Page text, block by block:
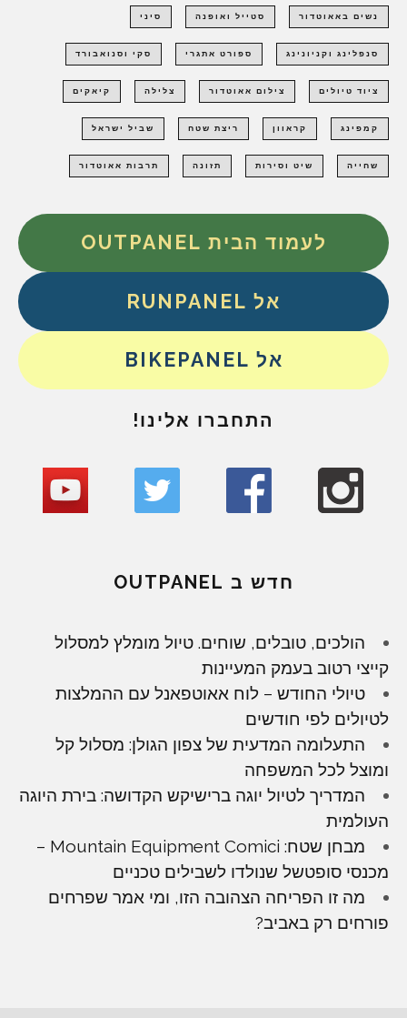
נשים באאוטדור סטייל ואופנה סיני
סנפלינג וקניונינג ספורט אתגרי סקי וסנואבורד
ציוד טיולים צילום אאוטדור צלילה קיאקים
קמפינג קראוון ריצת שטח שביל ישראל
שחייה שיט וסירות תזונה תרבות אאוטדור
לעמוד הבית OUTPANEL
אל RUNPANEL
אל BIKEPANEL
התחברו אלינו!
חדש ב OUTPANEL
הולכים, טובלים, שוחים. טיול מומלץ למסלול
קייצי רטוב בעמק המעיינות
טיולי החודש – לוח אאוטפאנל עם ההמלצות
לטיולים לפי חודשים
התעלומה המדעית של צפון הגולן: מסלול קל
ומוצל לכל המשפחה
המדריך לטיול יוגה ברישיקש הקדושה: בירת היוגה
העולמית
מבחן שטח: Mountain Equipment Comici –
מכנסי סופטשל שנולדו לשבילים טכניים
מה זו הפריחה הצהובה הזו, ומי אמר שפרחים
פורחים רק באביב?